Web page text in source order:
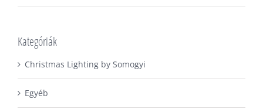
Kategóriák
Christmas Lighting by Somogyi
Egyéb